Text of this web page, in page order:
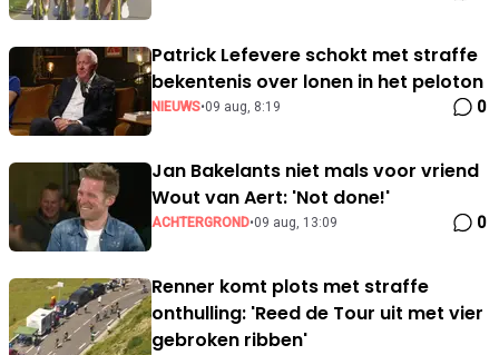
Patrick Lefevere schokt met straffe
bekentenis over lonen in het peloton
NIEUWS•09 aug, 8:19 0
Jan Bakelants niet mals voor vriend
Wout van Aert: 'Not done!'
ACHTERGROND•09 aug, 13:09 0
Renner komt plots met straffe
onthulling: 'Reed de Tour uit met vier
gebroken ribben'